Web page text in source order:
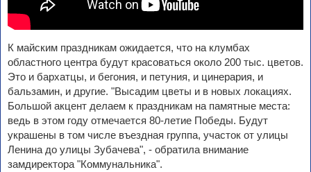
К майским праздникам ожидается, что на клумбах
областного центра будут красоваться около 200 тыс. цветов.
Это и бархатцы, и бегония, и петуния, и цинерария, и
бальзамин, и другие. "Высадим цветы и в новых локациях.
Большой акцент делаем к праздникам на памятные места:
ведь в этом году отмечается 80-летие Победы. Будут
украшены в том числе въездная группа, участок от улицы
Ленина до улицы Зубачева", - обратила внимание
замдиректора "Коммунальника".